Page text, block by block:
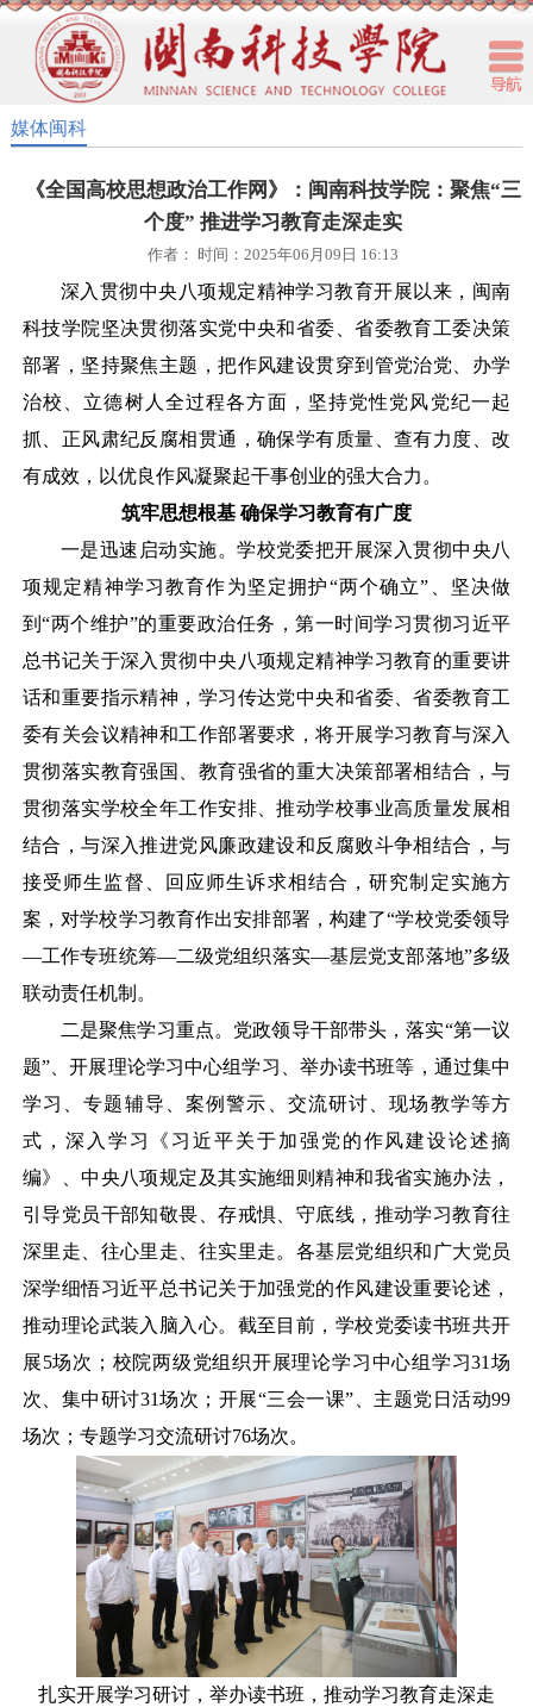
媒体闽科
《全国高校思想政治工作网》：闽南科技学院：聚焦“三
个度” 推进学习教育走深走实
作者： 时间：2025年06月09日 16:13
深入贯彻中央八项规定精神学习教育开展以来，闽南
科技学院坚决贯彻落实党中央和省委、省委教育工委决策
部署，坚持聚焦主题，把作风建设贯穿到管党治党、办学
治校、立德树人全过程各方面，坚持党性党风党纪一起
抓、正风肃纪反腐相贯通，确保学有质量、查有力度、改
有成效，以优良作风凝聚起干事创业的强大合力。
筑牢思想根基 确保学习教育有广度
一是迅速启动实施。学校党委把开展深入贯彻中央八
项规定精神学习教育作为坚定拥护“两个确立”、坚决做
到“两个维护”的重要政治任务，第一时间学习贯彻习近平
总书记关于深入贯彻中央八项规定精神学习教育的重要讲
话和重要指示精神，学习传达党中央和省委、省委教育工
委有关会议精神和工作部署要求，将开展学习教育与深入
贯彻落实教育强国、教育强省的重大决策部署相结合，与
贯彻落实学校全年工作安排、推动学校事业高质量发展相
结合，与深入推进党风廉政建设和反腐败斗争相结合，与
接受师生监督、回应师生诉求相结合，研究制定实施方
案，对学校学习教育作出安排部署，构建了“学校党委领导
—工作专班统筹—二级党组织落实—基层党支部落地”多级
联动责任机制。
二是聚焦学习重点。党政领导干部带头，落实“第一议
题”、开展理论学习中心组学习、举办读书班等，通过集中
学习、专题辅导、案例警示、交流研讨、现场教学等方
式，深入学习《习近平关于加强党的作风建设论述摘
编》、中央八项规定及其实施细则精神和我省实施办法，
引导党员干部知敬畏、存戒惧、守底线，推动学习教育往
深里走、往心里走、往实里走。各基层党组织和广大党员
深学细悟习近平总书记关于加强党的作风建设重要论述，
推动理论武装入脑入心。截至目前，学校党委读书班共开
展5场次；校院两级党组织开展理论学习中心组学习31场
次、集中研讨31场次；开展“三会一课”、主题党日活动99
场次；专题学习交流研讨76场次。
扎实开展学习研讨，举办读书班，推动学习教育走深走